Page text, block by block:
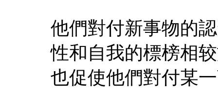
他們對付新事物的
性和自我的標榜相
也促使他們對付某